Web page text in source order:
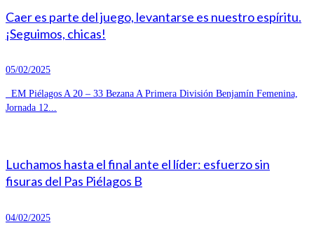
Caer es parte del juego, levantarse es nuestro espíritu.
¡Seguimos, chicas!
05/02/2025
EM Piélagos A 20 – 33 Bezana A Primera División Benjamín Femenina,
Jornada 12...
Luchamos hasta el final ante el líder: esfuerzo sin
fisuras del Pas Piélagos B
04/02/2025